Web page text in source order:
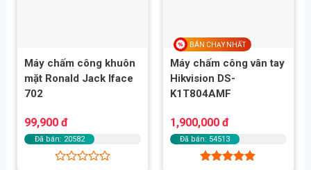
Máy chấm công khuôn
mặt Ronald Jack Iface
702
99,900đ
Đã bán: 20582
BÁN CHẠY NHẤT
Máy chấm công vân tay
Hikvision DS-
K1T804AMF
1,900,000 đ
Đã bán: 54513